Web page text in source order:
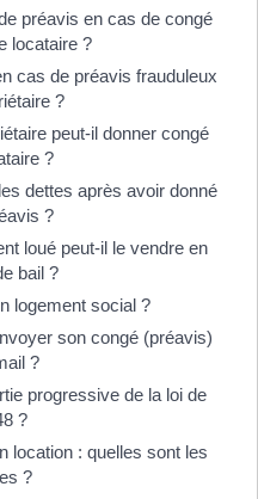
préavis en cas de congé
locataire ?
cas de préavis frauduleux
?
peut-il donner congé
?
dettes après avoir donné
?
loué peut-il le vendre en
bail ?
logement social ?
son congé (préavis)
?
progressive de la loi de
?
location : quelles sont les
?